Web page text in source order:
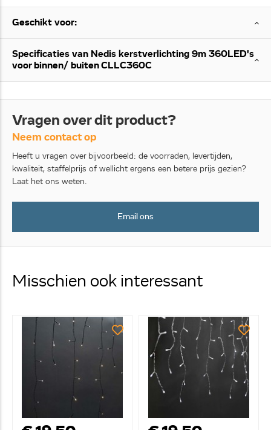
Geschikt voor:
Specificaties van Nedis kerstverlichting 9m 360LED's
voor binnen/ buiten CLLC360C
Vragen over dit product?
Neem contact op
Heeft u vragen over bijvoorbeeld: de voorraden, levertijden,
kwaliteit, staffelprijs of wellicht ergens een betere prijs gezien?
Laat het ons weten.
Email ons
Misschien ook interessant